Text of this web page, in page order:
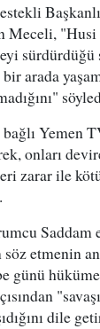
Meceli,
sürdürdüğü
arada
Yemen
onları
zarar ile
Saddam
söz etmenin
günü
dile